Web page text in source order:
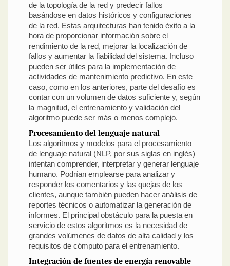
de la topología de la red y predecir fallos
basándose en datos históricos y configuraciones
de la red. Estas arquitecturas han tenido éxito a la
hora de proporcionar información sobre el
rendimiento de la red, mejorar la localización de
fallos y aumentar la fiabilidad del sistema. Incluso
pueden ser útiles para la implementación de
actividades de mantenimiento predictivo. En este
caso, como en los anteriores, parte del desafío es
contar con un volumen de datos suficiente y, según
la magnitud, el entrenamiento y validación del
algoritmo puede ser más o menos complejo.
Procesamiento del lenguaje natural
Los algoritmos y modelos para el procesamiento
de lenguaje natural (NLP, por sus siglas en inglés)
intentan comprender, interpretar y generar lenguaje
humano. Podrían emplearse para analizar y
responder los comentarios y las quejas de los
clientes, aunque también pueden hacer análisis de
reportes técnicos o automatizar la generación de
informes. El principal obstáculo para la puesta en
servicio de estos algoritmos es la necesidad de
grandes volúmenes de datos de alta calidad y los
requisitos de cómputo para el entrenamiento.
Integración de fuentes de energía renovable